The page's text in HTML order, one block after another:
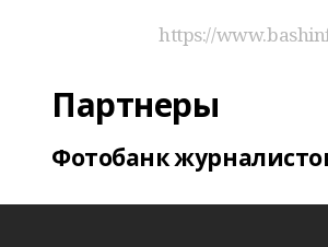
https://
Партнеры
Фотобанк